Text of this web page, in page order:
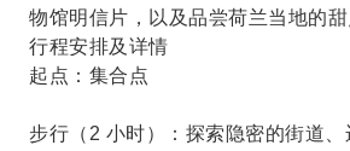
物馆明信片，以及品尝荷兰当地的甜
行程安排及详情
起点：集合点
步行（2 小时）：探索隐密的街道、